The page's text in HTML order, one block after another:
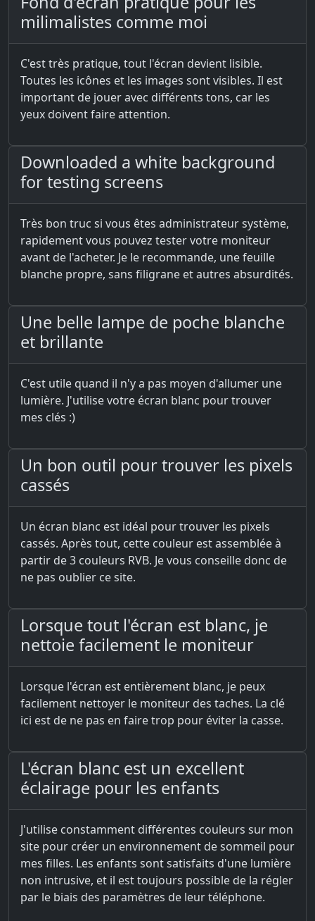
milimalistes comme moi
C'est très pratique, tout l'écran devient lisible.
Toutes les icônes et les images sont visibles. Il est
important de jouer avec différents tons, car les
yeux doivent faire attention.
Downloaded a white background
for testing screens
Très bon truc si vous êtes administrateur système,
rapidement vous pouvez tester votre moniteur
avant de l'acheter. Je le recommande, une feuille
blanche propre, sans filigrane et autres absurdités.
Une belle lampe de poche blanche
et brillante
C'est utile quand il n'y a pas moyen d'allumer une
lumière. J'utilise votre écran blanc pour trouver
mes clés :)
Un bon outil pour trouver les pixels
cassés
Un écran blanc est idéal pour trouver les pixels
cassés. Après tout, cette couleur est assemblée à
partir de 3 couleurs RVB. Je vous conseille donc de
ne pas oublier ce site.
Lorsque tout l'écran est blanc, je
nettoie facilement le moniteur
Lorsque l'écran est entièrement blanc, je peux
facilement nettoyer le moniteur des taches. La clé
ici est de ne pas en faire trop pour éviter la casse.
L'écran blanc est un excellent
éclairage pour les enfants
J'utilise constamment différentes couleurs sur mon
site pour créer un environnement de sommeil pour
mes filles. Les enfants sont satisfaits d'une lumière
non intrusive, et il est toujours possible de la régler
par le biais des paramètres de leur téléphone.